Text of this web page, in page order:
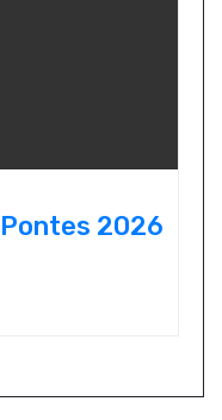
2026